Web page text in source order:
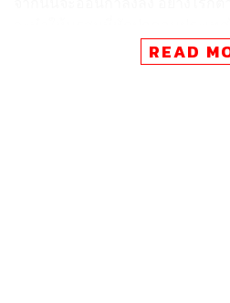
ให้ในช่วงเวลาดังกล่าว ภาคกลา
ฝนตกหนัก ส่วนภาคเหนือ ภาคตะ
READ